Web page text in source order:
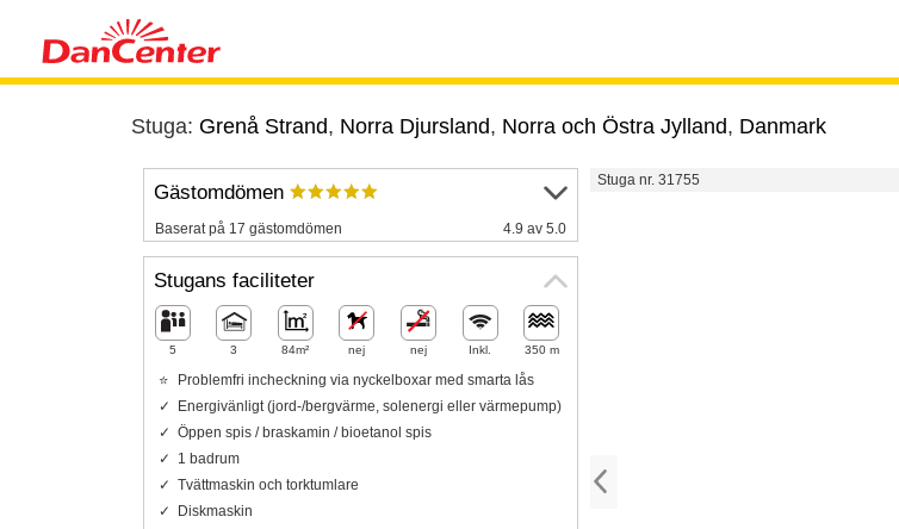
Stuga: Grenå Strand, Norra Djursland, Norra och Östra Jylland, Danmark
Stuga nr. 31755
Gästomdömen
Baserat på 17 gästomdömen 4.9 av 5.0
Stugans faciliteter
5 3 84m² nej nej Inkl. 350 m
Problemfri incheckning via nyckelboxar med smarta lås
Energivänligt (jord-/bergvärme, solenergi eller värmepump)
Öppen spis / braskamin / bioetanol spis
1 badrum
Tvättmaskin och torktumlare
Diskmaskin